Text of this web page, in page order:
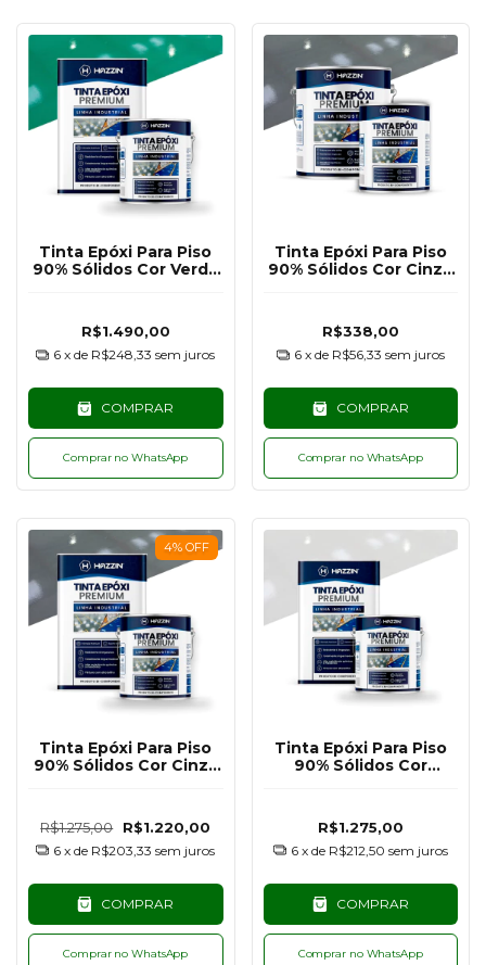
Tinta Epóxi Para Piso
90% Sólidos Cor Verde
R$1.490,00
6 x de R$248,33 sem juros
COMPRAR
Comprar no WhatsApp
Tinta Epóxi Para Piso
90% Sólidos Cor Cinza
R$338,00
6 x de R$56,33 sem juros
COMPRAR
Comprar no WhatsApp
4% OFF
Tinta Epóxi Para Piso
90% Sólidos Cor Cinza
R$1.275,00 R$1.220,00
6 x de R$203,33 sem juros
COMPRAR
Comprar no WhatsApp
Tinta Epóxi Para Piso
90% Sólidos Cor
R$1.275,00
6 x de R$212,50 sem juros
COMPRAR
Comprar no WhatsApp